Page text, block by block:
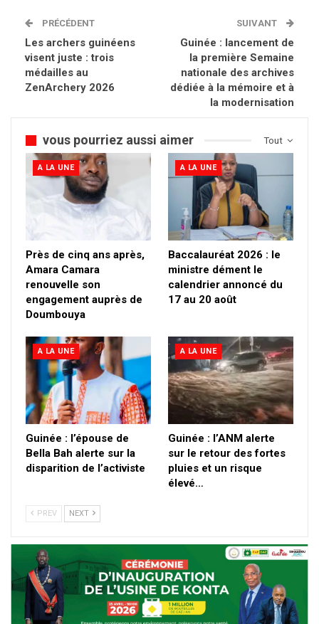
PRÉCÉDENT
Les archers guinéens
visent juste : trois
médailles au
ZenArchery 2026
SUIVANT
Guinée : lancement de
la première Semaine
nationale des archives
dédiée à la mémoire et à
la modernisation
Tout
vous pourriez aussi aimer
A LA UNE
Près de cinq ans après,
Amara Camara
renouvelle son
engagement auprès de
Doumbouya
A LA UNE
Baccalauréat 2026 : le
ministre dément le
calendrier annoncé du
17 au 20 août
A LA UNE
Guinée : l’épouse de
Bella Bah alerte sur la
disparition de l’activiste
A LA UNE
Guinée : l’ANM alerte
sur le retour des fortes
pluies et un risque
élevé…
PREV NEXT